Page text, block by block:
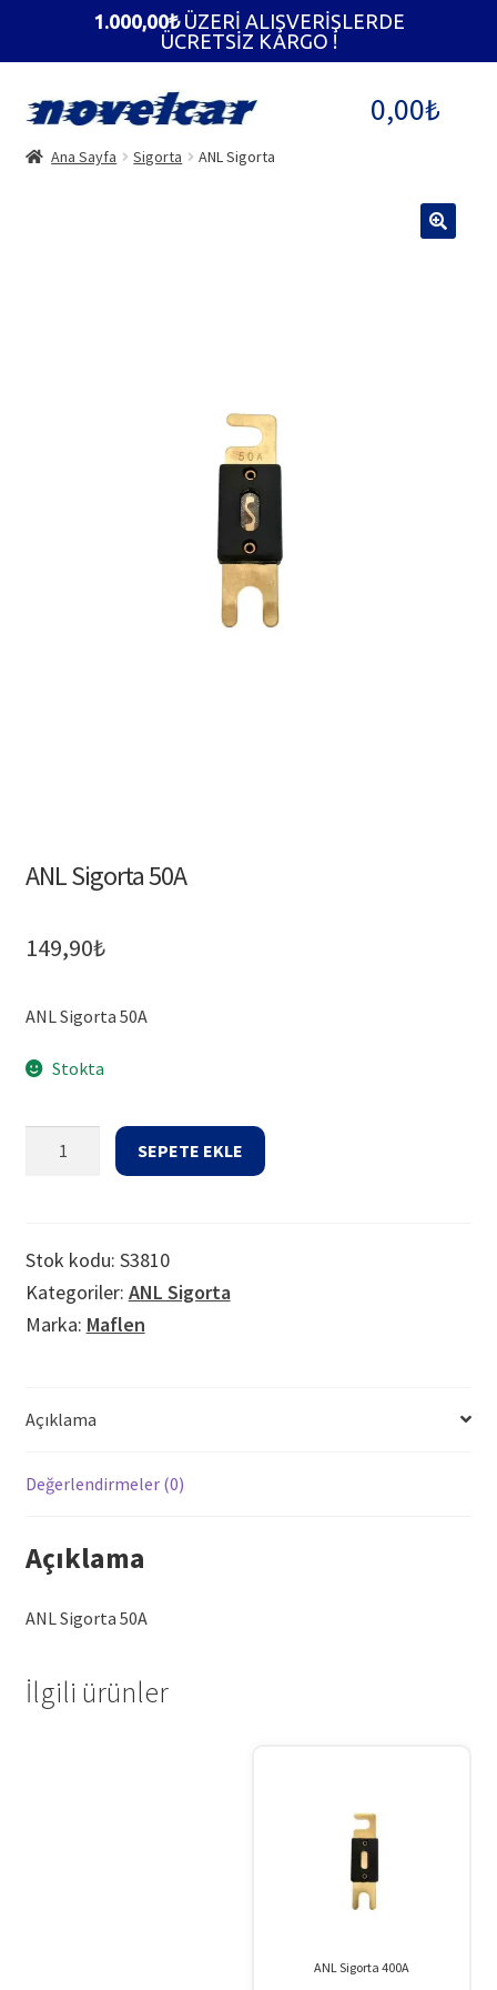
geç
geç
0,00₺
Ana Sayfa Sigorta ANL Sigorta
ANL Sigorta 50A
149,90₺
ANL Sigorta 50A
Stokta
SEPETE EKLE
Stok kodu: S3810
Kategoriler: ANL Sigorta
Marka: Maflen
Açıklama
Değerlendirmeler (0)
Açıklama
ANL Sigorta 50A
İlgili ürünler
ANL Sigorta 400A
1.000,00₺ÜZERİ ALIŞVERİŞLERDE
ÜCRETSİZ KARGO !